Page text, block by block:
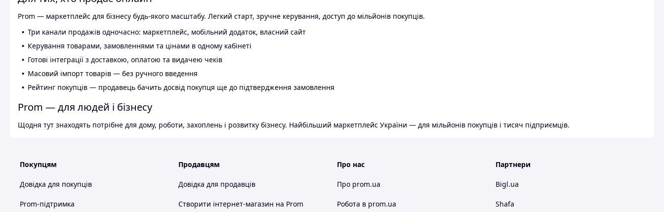
Prom — маркетплейс для бізнесу будь-якого масштабу. Легкий старт, зручне керування, доступ до мільйонів покупців.
Три канали продажів одночасно: маркетплейс, мобільний додаток, власний сайт
Керування товарами, замовленнями та цінами в одному кабінеті
Готові інтеграції з доставкою, оплатою та видачею чеків
Масовий імпорт товарів — без ручного введення
Рейтинг покупців — продавець бачить досвід покупця ще до підтвердження замовлення
Prom — для людей і бізнесу
Щодня тут знаходять потрібне для дому, роботи, захоплень і розвитку бізнесу. Найбільший маркетплейс України — для мільйонів покупців і тисяч підприємців.
Покупцям
Довідка для покупців
Prom-підтримка
Продавцям
Довідка для продавців
Створити інтернет-магазин на Prom
Про нас
Про prom.ua
Робота в prom.ua
Партнери
Bigl.ua
Shafa